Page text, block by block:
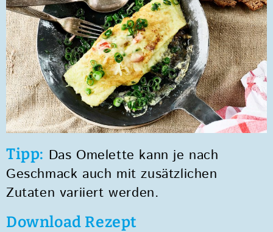
Tipp: Das Omelette kann je nach
Geschmack auch mit zusätzlichen
Zutaten variiert werden.
Download Rezept